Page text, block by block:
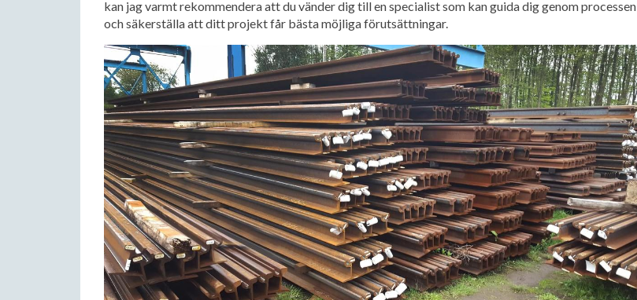
kan jag varmt rekommendera att du vänder dig till en specialist som kan guida dig genom processen
och säkerställa att ditt projekt får bästa möjliga förutsättningar.